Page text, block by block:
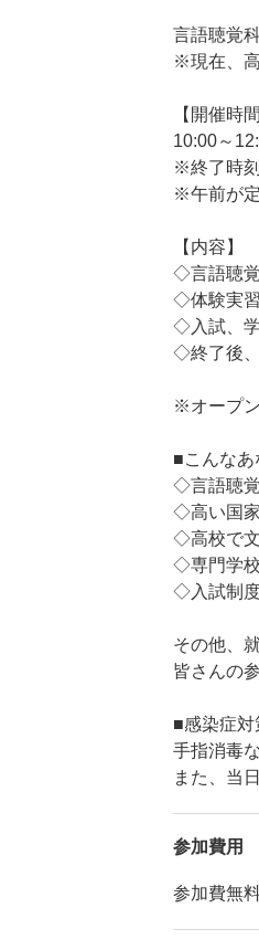
言語聴覚
※現在、
【開催時間
10:00～
※終了時
※午前が
【内容】
◇言語聴
◇体験実習
◇入試、
◇終了後
※オープ
■こんな
◇言語聴覚
◇高い国家
◇高校で
◇専門学
◇入試制度
その他、
皆さんの
■感染症
手指消毒
また、当
参加費用
参加費無